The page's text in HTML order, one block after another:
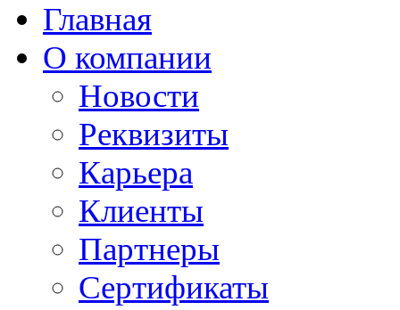
Главная
О компании
Новости
Реквизиты
Карьера
Клиенты
Партнеры
Сертификаты